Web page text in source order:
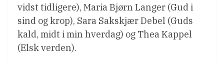
vidst tidligere), Maria Bjørn Langer (Gud i
sind og krop), Sara Sakskjær Debel (Guds
kald, midt i min hverdag) og Thea Kappel
(Elsk verden).